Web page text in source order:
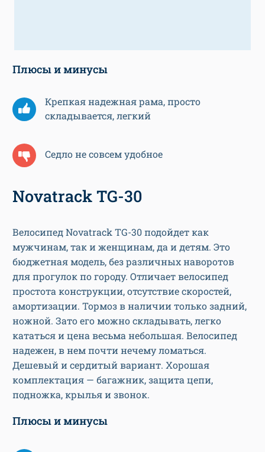
Плюсы и минусы
Крепкая надежная рама, просто
складывается, легкий
Седло не совсем удобное
Novatrack TG-30
Велосипед Novatrack TG-30 подойдет как
мужчинам, так и женщинам, да и детям. Это
бюджетная модель, без различных наворотов
для прогулок по городу. Отличает велосипед
простота конструкции, отсутствие скоростей,
амортизации. Тормоз в наличии только задний,
ножной. Зато его можно складывать, легко
кататься и цена весьма небольшая. Велосипед
надежен, в нем почти нечему ломаться.
Дешевый и сердитый вариант. Хорошая
комплектация — багажник, защита цепи,
подножка, крылья и звонок.
Плюсы и минусы